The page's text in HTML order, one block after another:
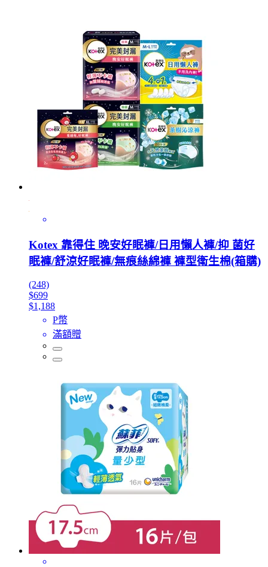
Kotex 靠得住 晚安好眠褲/日用懶人褲/抑 菌好
眠褲/舒涼好眠褲/無痕絲綿褲 褲型衛生棉(箱購)
(248)
$699
$1,188
P幣
滿額贈